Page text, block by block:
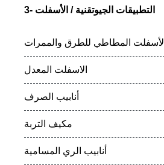
3- التطبيقات الجيوتقنية / الأسفلت
الأسفلت المطاطي للطرق والممرات
الاسفلت المعدل
أنابيب الصرف
مكيف التربة
أنابيب الري المسامية